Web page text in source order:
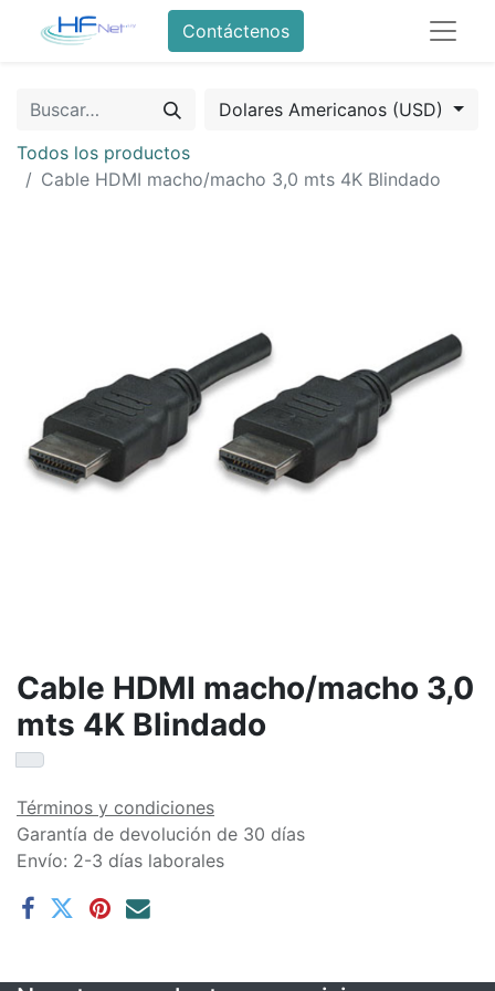
Contáctenos
Dolares Americanos (USD)
Todos los productos
Cable HDMI macho/macho 3,0 mts 4K Blindado
Cable HDMI macho/macho 3,0
mts 4K Blindado
Términos y condiciones
Garantía de devolución de 30 días
Envío: 2-3 días laborales